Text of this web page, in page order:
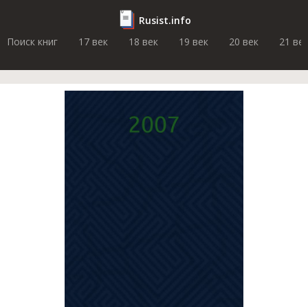
Rusist.info
Поиск книг
17 век 18 век 19 век 20 век 21 век